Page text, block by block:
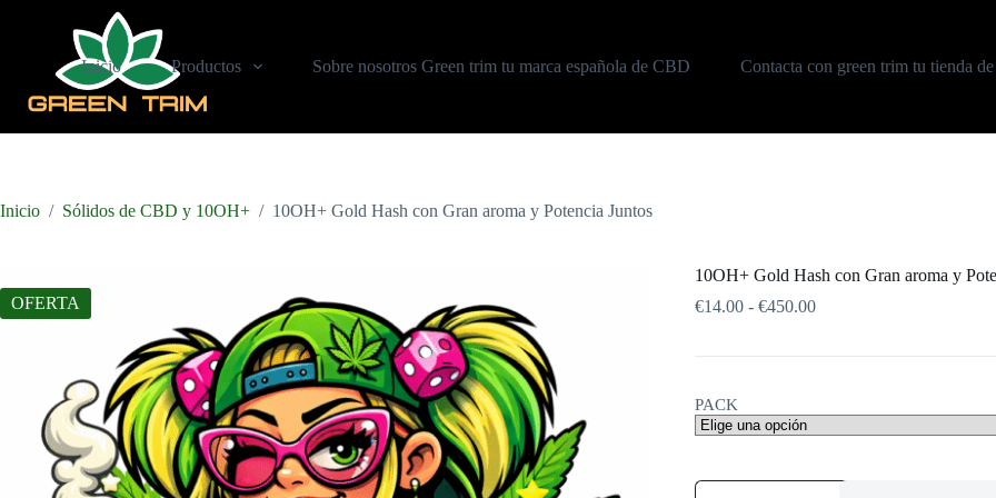
Inicio
Productos Sobre nosotros Green trim tu marca española de CBD Contacta con green trim tu tienda
Inicio / Sólidos de CBD y 10OH+ / 10OH+ Gold Hash con Gran aroma y Potencia Juntos
OFERTA
10OH+ Gold Hash con Gran aroma y
€14.00 - €450.00Rango
PACK
10OH+